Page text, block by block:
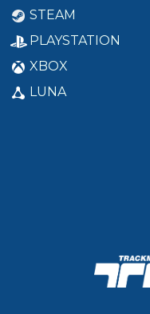
STEAM
PLAYSTATION
XBOX
LUNA